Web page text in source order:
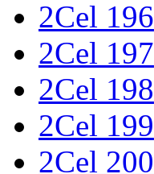
2Cel 196
2Cel 197
2Cel 198
2Cel 199
2Cel 200